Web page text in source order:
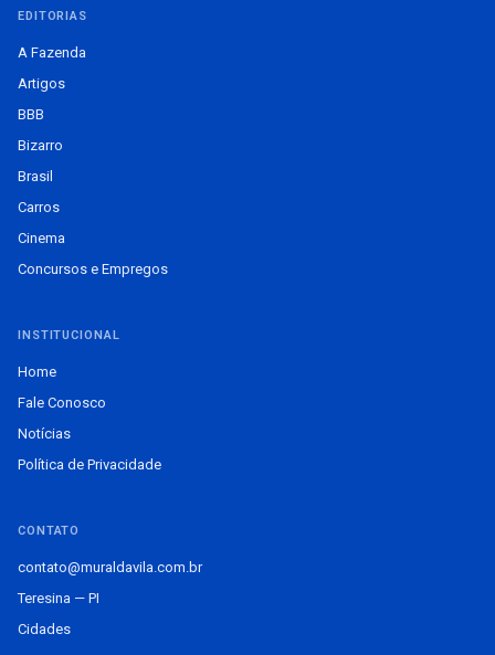
EDITORIAS
A Fazenda
Artigos
BBB
Bizarro
Brasil
Carros
Cinema
Concursos e Empregos
INSTITUCIONAL
Home
Fale Conosco
Notícias
Política de Privacidade
CONTATO
contato@muraldavila.com.br
Teresina — PI
Cidades